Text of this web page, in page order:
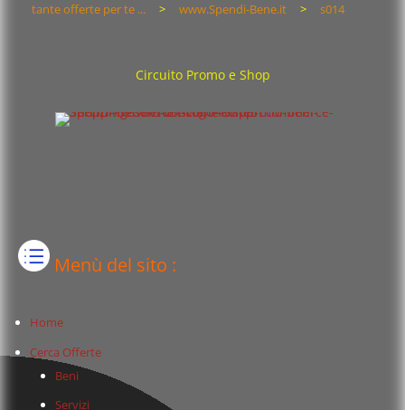
tante offerte per te ... > www.Spendi-Bene.it > s014
Circuito Promo e Shop
Menù del sito :
Home
Cerca Offerte
Beni
Servizi